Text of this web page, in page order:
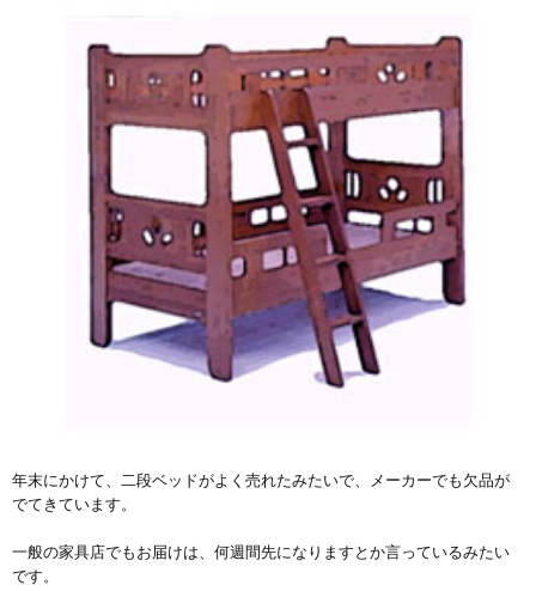
年末にかけて、二段ベッドがよく売れたみたいで、メーカーでも欠品が
でてきています。
一般の家具店でもお届けは、何週間先になりますとか言っているみたい
です。